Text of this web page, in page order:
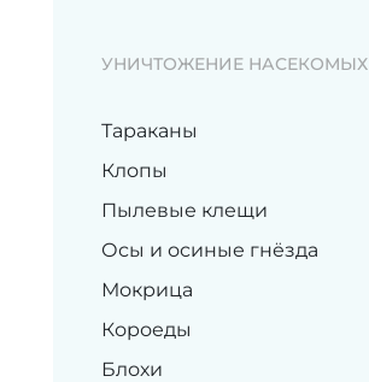
УНИЧТОЖЕНИЕ НАСЕКОМЫХ
Тараканы
Клопы
Пылевые клещи
Осы и осиные гнёзда
Мокрица
Короеды
Блохи